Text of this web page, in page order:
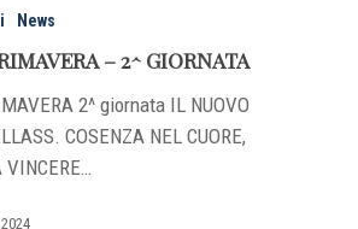
News
– 2^ GIORNATA
2^ giornata IL NUOVO
COSENZA NEL CUORE,